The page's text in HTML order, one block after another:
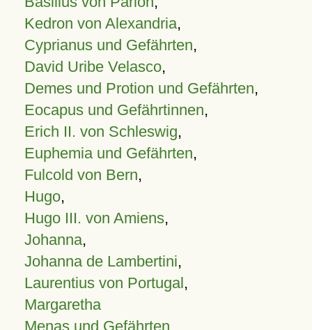
Kedron von Alexandria,
Cyprianus und Gefährten,
David Uribe Velasco,
Demes und Protion und Gefährten,
Eocapus und Gefährtinnen,
Erich II. von Schleswig,
Euphemia und Gefährten,
Fulcold von Bern,
Hugo,
Hugo III. von Amiens,
Johanna,
Johanna de Lambertini,
Laurentius von Portugal,
Margaretha
Menas und Gefährten,